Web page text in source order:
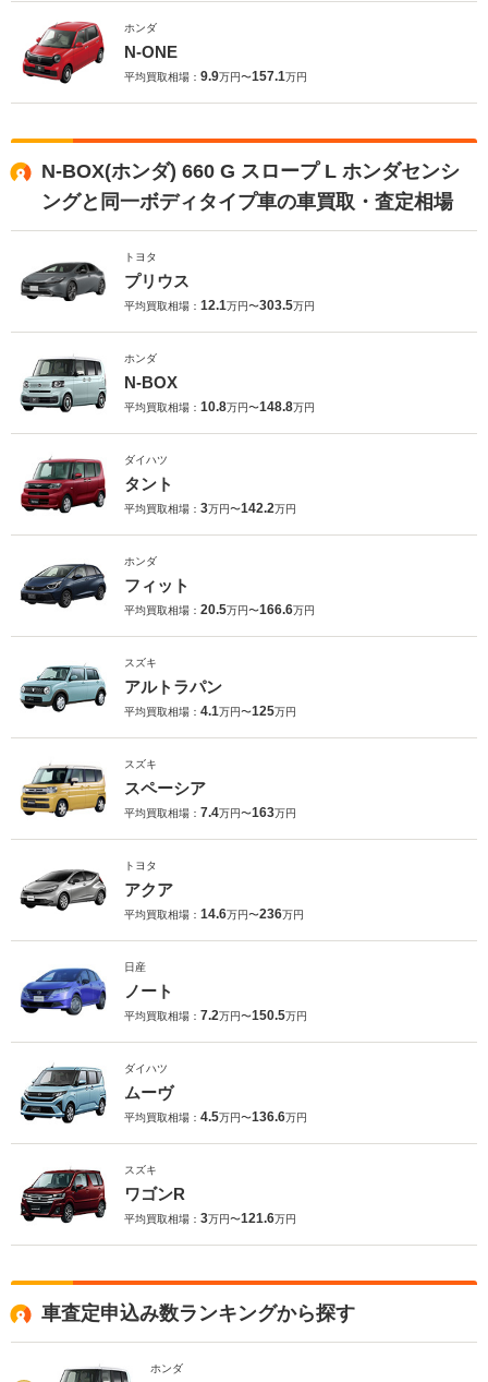
ホンダ
N-ONE
平均買取相場： 9.9万円〜157.1万円
N-BOX(ホンダ) 660 G スロープ L ホンダセンシ
ングと同一ボディタイプ車の車買取・査定相場
トヨタ
プリウス
平均買取相場： 12.1万円〜303.5万円
ホンダ
N-BOX
平均買取相場： 10.8万円〜148.8万円
ダイハツ
タント
平均買取相場： 3万円〜142.2万円
ホンダ
フィット
平均買取相場： 20.5万円〜166.6万円
スズキ
アルトラパン
平均買取相場： 4.1万円〜125万円
スズキ
スペーシア
平均買取相場： 7.4万円〜163万円
トヨタ
アクア
平均買取相場： 14.6万円〜236万円
日産
ノート
平均買取相場： 7.2万円〜150.5万円
ダイハツ
ムーヴ
平均買取相場： 4.5万円〜136.6万円
スズキ
ワゴンR
平均買取相場： 3万円〜121.6万円
車査定申込み数ランキングから探す
ホンダ